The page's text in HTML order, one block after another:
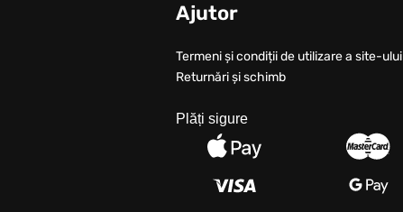
Ajutor
Termeni și condiții de utilizare a site-ului
Returnări și schimb
Plăți sigure